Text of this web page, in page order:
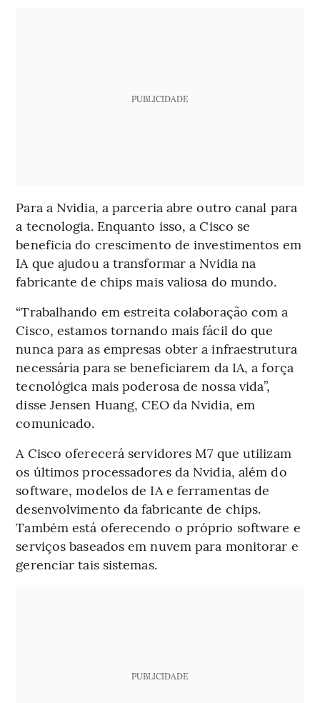
PUBLICIDADE
Para a Nvidia, a parceria abre outro canal para
a tecnologia. Enquanto isso, a Cisco se
beneficia do crescimento de investimentos em
IA que ajudou a transformar a Nvidia na
fabricante de chips mais valiosa do mundo.
“Trabalhando em estreita colaboração com a
Cisco, estamos tornando mais fácil do que
nunca para as empresas obter a infraestrutura
necessária para se beneficiarem da IA, a força
tecnológica mais poderosa de nossa vida”,
disse Jensen Huang, CEO da Nvidia, em
comunicado.
A Cisco oferecerá servidores M7 que utilizam
os últimos processadores da Nvidia, além do
software, modelos de IA e ferramentas de
desenvolvimento da fabricante de chips.
Também está oferecendo o próprio software e
serviços baseados em nuvem para monitorar e
gerenciar tais sistemas.
PUBLICIDADE